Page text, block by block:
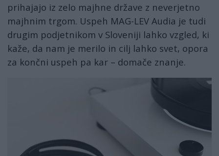
prihajajo iz zelo majhne države z neverjetno
majhnim trgom. Uspeh MAG-LEV Audia je tudi
drugim podjetnikom v Sloveniji lahko vzgled, ki
kaže, da nam je merilo in cilj lahko svet, opora
za končni uspeh pa kar – domače znanje.